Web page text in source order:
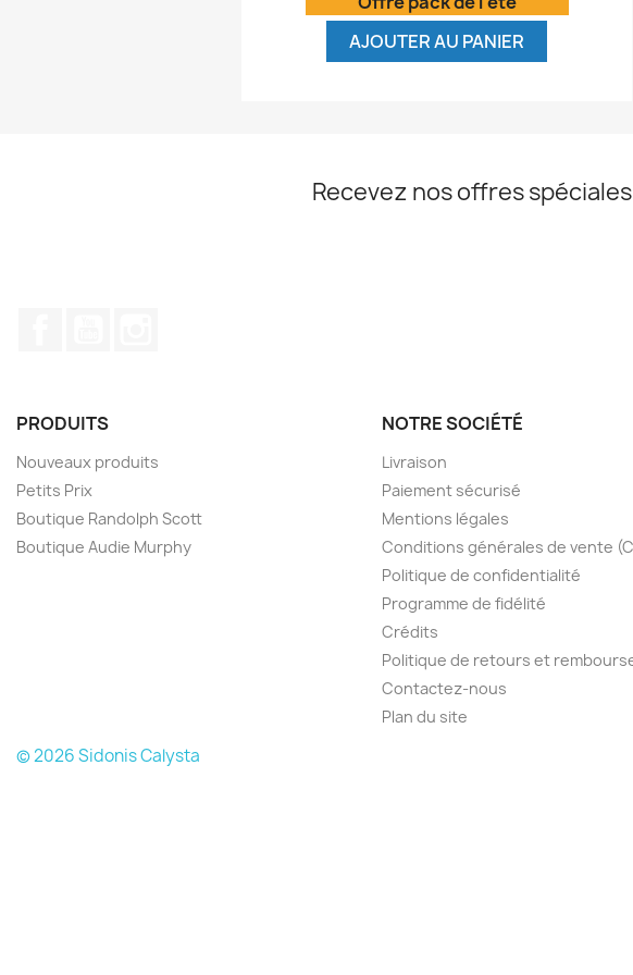
AJOUTER AU PANIER
Recevez nos offres spéciales
PRODUITS
Nouveaux produits
Petits Prix
Boutique Randolph Scott
Boutique Audie Murphy
NOTRE SOCIÉTÉ
Livraison
Paiement sécurisé
Mentions légales
Conditions générales de vente
Politique de confidentialité
Programme de fidélité
Crédits
Politique de retours et
Contactez-nous
Plan du site
© 2026 Sidonis Calysta